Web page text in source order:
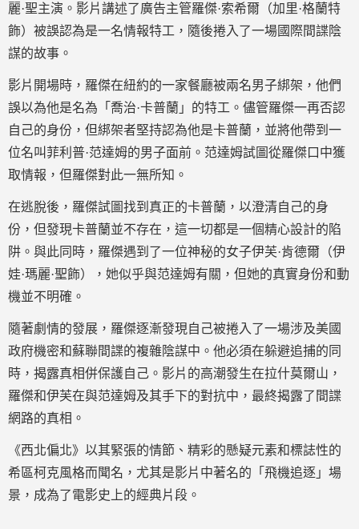
麗·聖主演。影片講述了廣告主管羅傑·索希爾（加里·格蘭特
飾）被誤認為是一名情報特工，隨後捲入了一場國際間諜陰
謀的故事。
影片開場時，羅傑在紐約的一家餐廳被兩名男子綁架，他們
誤以為他是名為「喬治·卡普蘭」的特工。儘管羅傑一再否認
自己的身份，但綁架者堅持認為他是卡普蘭，並將他帶到一
位名叫菲利普·范達姆的男子面前。范達姆試圖從羅傑口中獲
取情報，但羅傑對此一無所知。
在逃脫後，羅傑試圖找到真正的卡普蘭，以澄清自己的身
份，但發現卡普蘭並不存在，這一切都是一個精心設計的陷
阱。與此同時，羅傑遇到了一位神秘的女子伊芙·肯德爾（伊
娃·瑪麗·聖飾），她似乎與范達姆有關，但她的真實身份和動
機並不明確。
隨著劇情的發展，羅傑逐漸發現自己被捲入了一場涉及美國
政府機密和蘇聯間諜的複雜陰謀中。他必須在躲避追捕的同
時，揭露真相併保護自己。影片的高潮發生在拉什莫爾山，
羅傑和伊芙在與范達姆及其手下的對抗中，最終揭露了間諜
網路的真相。
《西北偏北》以其緊張的情節、精彩的懸疑元素和標誌性的
希區柯克風格而聞名，尤其是影片中著名的「飛機追逐」場
景，成為了電影史上的經典片段。